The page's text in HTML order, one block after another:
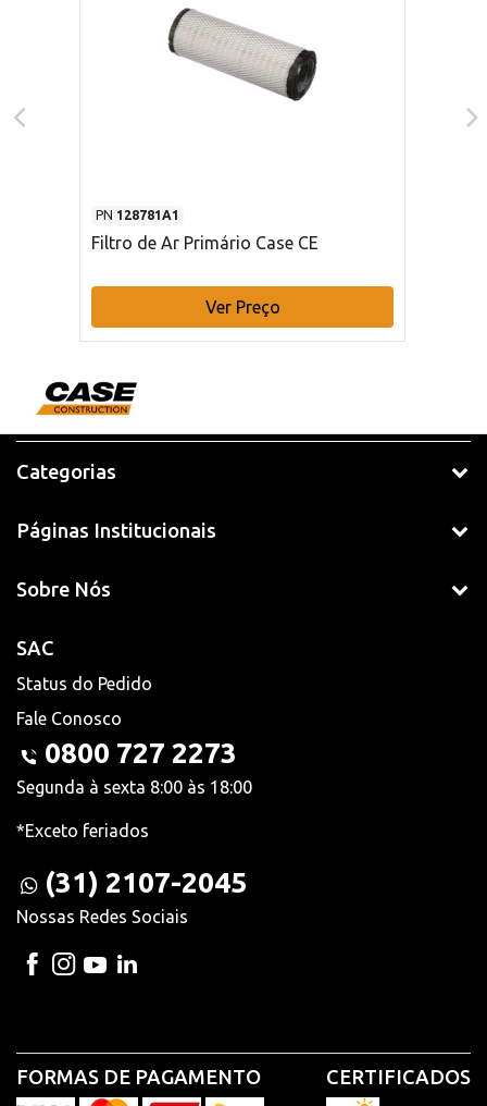
PN 128781A1
Filtro de Ar Primário Case CE
Ver Preço
Categorias
Páginas Institucionais
Sobre Nós
SAC
Status do Pedido
Fale Conosco
0800 727 2273
Segunda à sexta 8:00 às 18:00
*Exceto feriados
(31) 2107-2045
Nossas Redes Sociais
FORMAS DE PAGAMENTO CERTIFICADOS